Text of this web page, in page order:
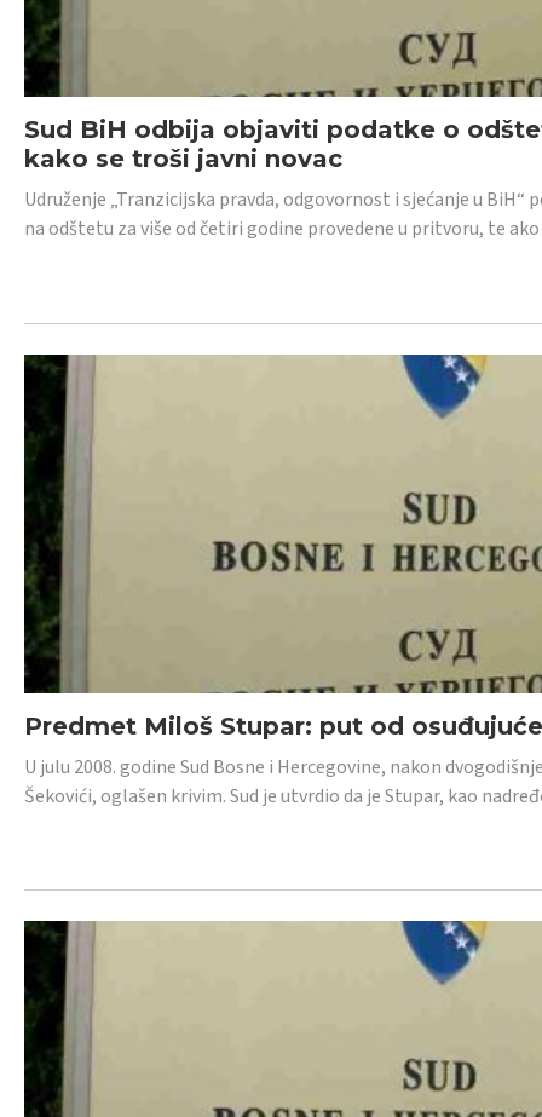
Sud BiH odbija objaviti podatke o
kako se troši javni novac
Udruženje „Tranzicijska pravda, odgovornost i sjećanje u
na odštetu za više od četiri godine provedene u pritvoru, te
Predmet Miloš Stupar: put od
U julu 2008. godine Sud Bosne i Hercegovine, nakon
Šekovići, oglašen krivim. Sud je utvrdio da je Stupar, kao